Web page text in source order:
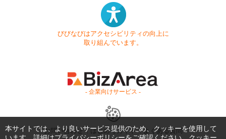
びびなびはアクセシビリティの向上に
取り組んでいます。
- 企業向けサービス -
お問い合わせ はじめてガイド よくある質問
本サイトでは、より良いサービス提供のため、クッキーを使用して